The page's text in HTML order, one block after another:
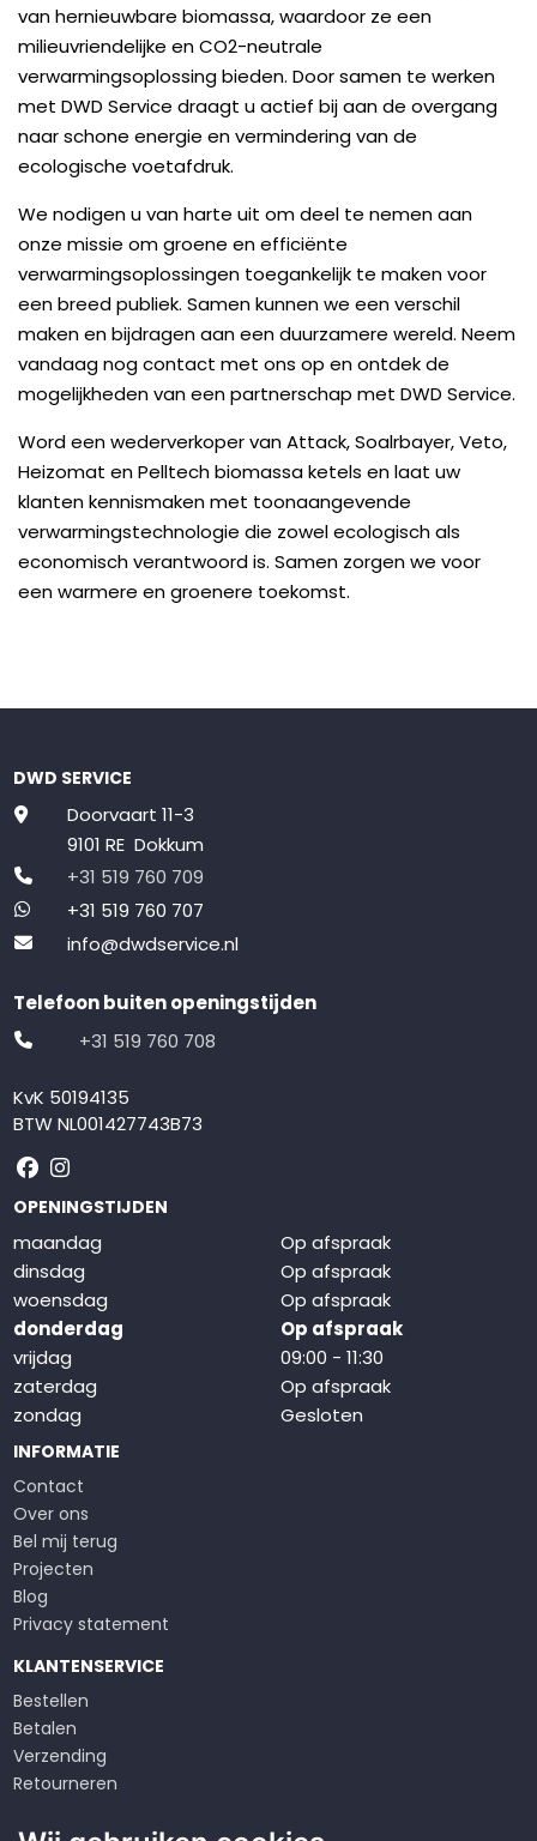
van hernieuwbare biomassa, waardoor ze een
milieuvriendelijke en CO2-neutrale
verwarmingsoplossing bieden. Door samen te werken
met DWD Service draagt u actief bij aan de overgang
naar schone energie en vermindering van de
ecologische voetafdruk.
We nodigen u van harte uit om deel te nemen aan
onze missie om groene en efficiënte
verwarmingsoplossingen toegankelijk te maken voor
een breed publiek. Samen kunnen we een verschil
maken en bijdragen aan een duurzamere wereld. Neem
vandaag nog contact met ons op en ontdek de
mogelijkheden van een partnerschap met DWD Service.
Word een wederverkoper van Attack, Soalrbayer, Veto,
Heizomat en Pelltech biomassa ketels en laat uw
klanten kennismaken met toonaangevende
verwarmingstechnologie die zowel ecologisch als
economisch verantwoord is. Samen zorgen we voor
een warmere en groenere toekomst.
DWD SERVICE
Doorvaart 11-3
9101 RE Dokkum
+31 519 760 709
+31 519 760 707
info@dwdservice.nl
Telefoon buiten openingstijden
+31 519 760 708
KvK 50194135
BTW NL001427743B73
Volg ons op Facebook
Volg ons op Instagram
OPENINGSTIJDEN
maandag
Op afspraak
dinsdag
Op afspraak
woensdag
Op afspraak
donderdag
Op afspraak
vrijdag
09:00 - 11:30
zaterdag
Op afspraak
zondag
Gesloten
INFORMATIE
Contact
Over ons
Bel mij terug
Projecten
Blog
Privacy statement
KLANTENSERVICE
Bestellen
Betalen
Verzending
Retourneren